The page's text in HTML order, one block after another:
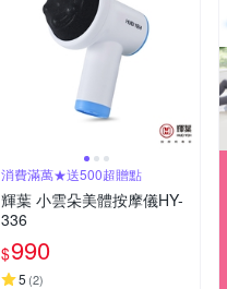
消費滿萬★送500超贈點
輝葉 小雲朵美體按摩儀HY-
336
$990
5 (2)